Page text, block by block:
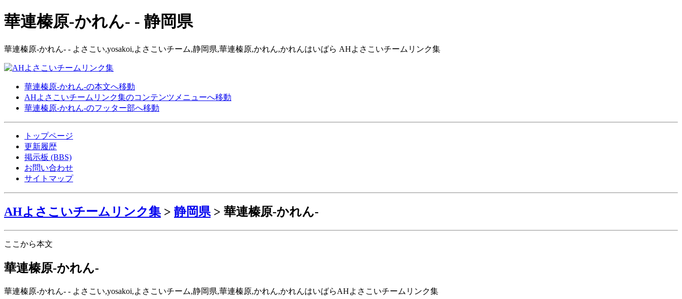
華連榛原-かれん- - 静岡県
華連榛原-かれん- - よさこい,yosakoi,よさこいチーム,静岡県,華連榛原,かれん,かれんはいばら AHよさこいチームリンク集
華連榛原-かれん-の本文へ移動
AHよさこいチームリンク集のコンテンツメニューへ移動
華連榛原-かれん-のフッター部へ移動
トップページ
更新履歴
掲示板 (BBS)
お問い合わせ
サイトマップ
AHよさこいチームリンク集 > 静岡県> 華連榛原-かれん-
ここから本文
華連榛原-かれん-
華連榛原-かれん- - よさこい,yosakoi,よさこいチーム,静岡県,華連榛原,かれん,かれんはいばらAHよさこいチームリンク集